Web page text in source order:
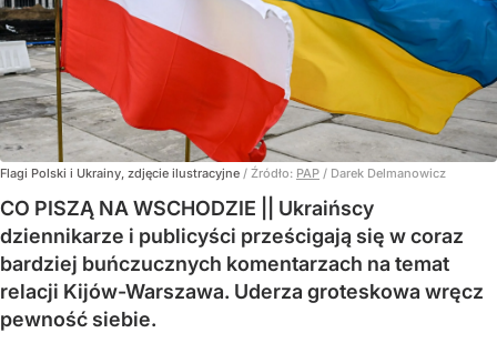
Flagi Polski i Ukrainy, zdjęcie ilustracyjne / Źródło: PAP / Darek Delmanowicz
CO PISZĄ NA WSCHODZIE || Ukraińscy
dziennikarze i publicyści prześcigają się w coraz
bardziej buńczucznych komentarzach na temat
relacji Kijów-Warszawa. Uderza groteskowa wręcz
pewność siebie.